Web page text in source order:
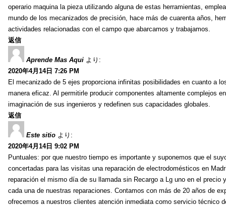
operario maquina la pieza utilizando alguna de estas herramientas,
mundo de los mecanizados de precisión, hace más de cuarenta años,
actividades relacionadas con el campo que abarcamos y trabajamos.
返信
Aprende Mas Aqui より:
2020年4月14日 7:26 PM
El mecanizado de 5 ejes proporciona infinitas posibilidades en cuanto a
manera eficaz. Al permitirle producir componentes altamente complejos
imaginación de sus ingenieros y redefinen sus capacidades globales.
返信
Este sitio より:
2020年4月14日 9:02 PM
Puntuales: por que nuestro tiempo es importante y suponemos que el
concertadas para las visitas una reparación de electrodomésticos en
reparación el mismo día de su llamada sin Recargo a Lg uno en el
cada una de nuestras reparaciones. Contamos con más de 20 años de
ofrecemos a nuestros clientes atención inmediata como servicio técnico